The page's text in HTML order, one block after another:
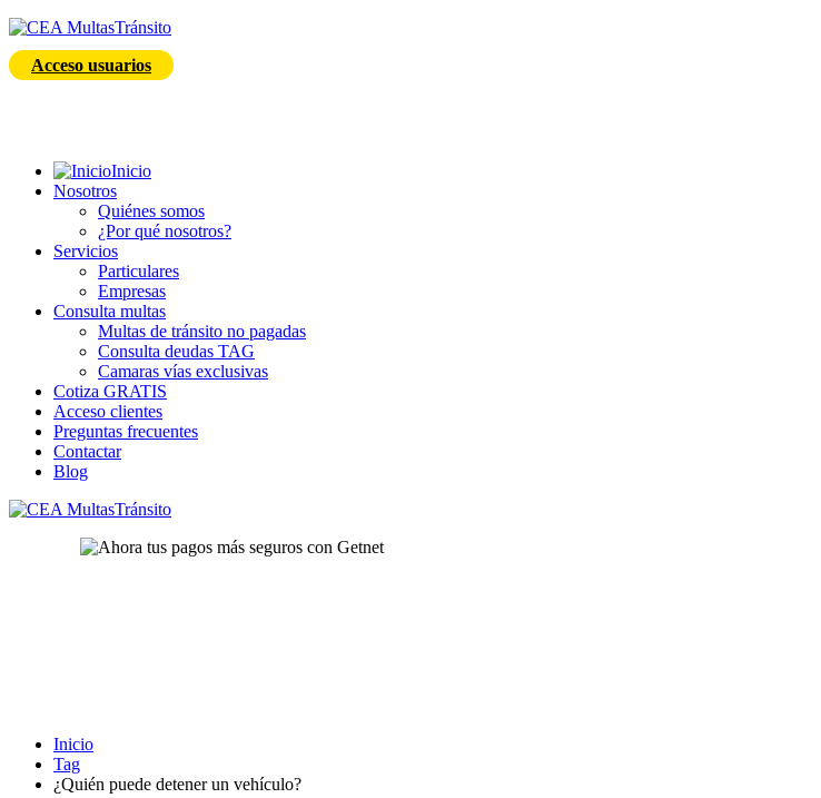
Acceso usuarios
Inicio
Nosotros
Quiénes somos
¿Por qué nosotros?
Servicios
Particulares
Empresas
Consulta multas
Multas de tránsito no pagadas
Consulta deudas TAG
Camaras vías exclusivas
Cotiza GRATIS
Acceso clientes
Preguntas frecuentes
Contactar
Blog
Inicio
Tag
¿Quién puede detener un vehículo?